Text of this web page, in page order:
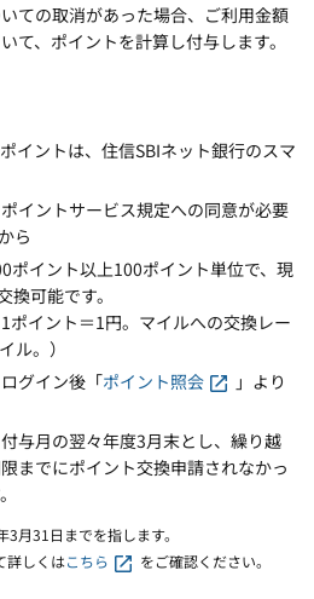
ての取消があった場合、ご利用金額
て、ポイントを計算し付与します。
イントは、住信SBIネット銀行のスマ
イントサービス規定への同意が必要
から
ポイント以上100ポイント単位で、現
可能です。
ポイント＝1円。マイルへの交換レー
ル。）
グイン後「ポイント照会
」より
与月の翌々年度3月末とし、繰り越
までにポイント交換申請されなかっ
月31日までを指します。
詳しくはこちら をご確認ください。